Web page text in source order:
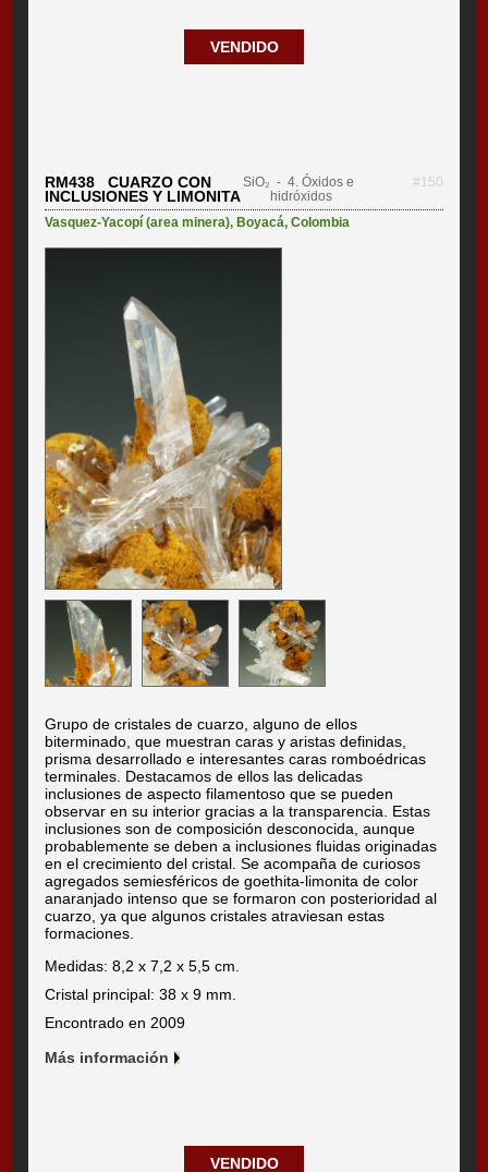
VENDIDO
RM438 CUARZO CON
INCLUSIONES Y LIMONITA
SiO₂ - 4. Óxidos e
hidróxidos
#150
Vasquez-Yacopí (area minera), Boyacá,Colombia
Grupo de cristales de cuarzo, alguno de ellos
biterminado, que muestran caras y aristas definidas,
prisma desarrollado e interesantes caras romboédricas
terminales. Destacamos de ellos las delicadas
inclusiones de aspecto filamentoso que se pueden
observar en su interior gracias a la transparencia. Estas
inclusiones son de composición desconocida, aunque
probablemente se deben a inclusiones fluidas originadas
en el crecimiento del cristal. Se acompaña de curiosos
agregados semiesféricos de goethita-limonita de color
anaranjado intenso que se formaron con posterioridad al
cuarzo, ya que algunos cristales atraviesan estas
formaciones.
Medidas: 8,2 x 7,2 x 5,5 cm.
Cristal principal: 38 x 9 mm.
Encontrado en 2009
Más información
VENDIDO